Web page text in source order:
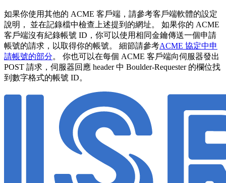
如果你使用其他的 ACME 客戶端，請參考客戶端軟體的設定
說明， 並在記錄檔中檢查上述提到的網址。 如果你的 ACME
客戶端沒有紀錄帳號 ID，你可以使用相同金鑰傳送一個申請
帳號的請求，以取得你的帳號。 細節請參考ACME 協定中申
請帳號的部分。 你也可以在每個 ACME 客戶端向伺服器發出
POST 請求，伺服器回應 header 中 Boulder-Requester 的欄位找
到數字格式的帳號 ID。